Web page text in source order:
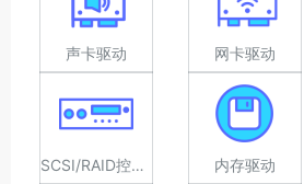
声卡驱动 网卡驱动
SCSI/RAID控制器驱动 内存驱动